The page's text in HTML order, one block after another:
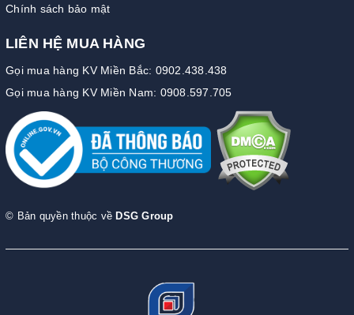
Chính sách bảo mật
LIÊN HỆ MUA HÀNG
Gọi mua hàng KV Miền Bắc: 0902.438.438
Gọi mua hàng KV Miền Nam: 0908.597.705
© Bản quyền thuộc về DSG Group